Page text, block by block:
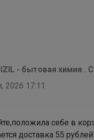
- бытовая химия .
2026 17:11
себе в
доставка 55